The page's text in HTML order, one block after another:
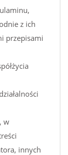
z ich
przepisami
w
innych